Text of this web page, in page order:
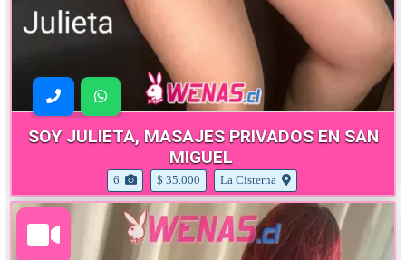
SOY JULIETA, MASAJES PRIVADOS EN SAN
MIGUEL
6 $ 35.000 La Cisterna